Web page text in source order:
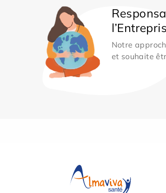
Notre
et souhaite